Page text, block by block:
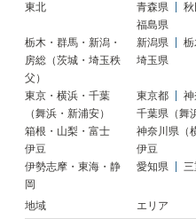
東北
青森県 秋
福島県
栃木・群馬・新潟・
房総（茨城・埼玉秩
父）
新潟県 栃
埼玉県
東京・横浜・千葉
（舞浜・新浦安）
東京都
神
千葉県（舞
箱根・山梨・富士
神奈川県（
伊豆
伊豆
伊勢志摩・東海・静
岡
愛知県 三
地域 エリア